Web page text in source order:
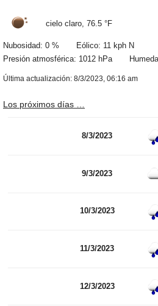
cielo claro, 76.5 °F
Nubosidad: 0 % Eólico: 11 kph N
Presión atmosférica: 1012 hPa
Última actualización: 8/3/2023, 06:16 am
Los próximos días …
8/3/2023
9/3/2023
10/3/2023
11/3/2023
12/3/2023